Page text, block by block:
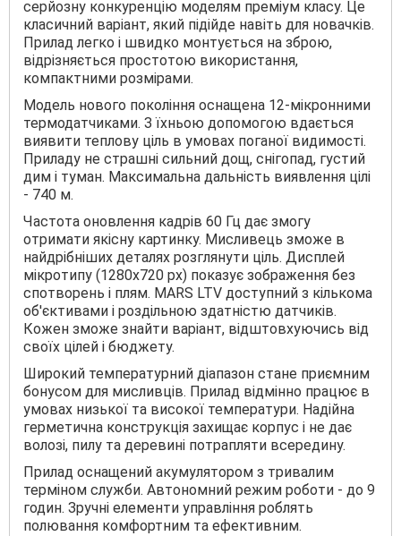
серйозну конкуренцію моделям преміум класу. Це
класичний варіант, який підійде навіть для новачків.
Прилад легко і швидко монтується на зброю,
відрізняється простотою використання,
компактними розмірами.
Модель нового покоління оснащена 12-мікронними
термодатчиками. З їхньою допомогою вдається
виявити теплову ціль в умовах поганої видимості.
Приладу не страшні сильний дощ, снігопад, густий
дим і туман. Максимальна дальність виявлення цілі
- 740 м.
Частота оновлення кадрів 60 Гц дає змогу
отримати якісну картинку. Мисливець зможе в
найдрібніших деталях розглянути ціль. Дисплей
мікротипу (1280x720 px) показує зображення без
спотворень і плям. MARS LTV доступний з кількома
об'єктивами і роздільною здатністю датчиків.
Кожен зможе знайти варіант, відштовхуючись від
своїх цілей і бюджету.
Широкий температурний діапазон стане приємним
бонусом для мисливців. Прилад відмінно працює в
умовах низької та високої температури. Надійна
герметична конструкція захищає корпус і не дає
волозі, пилу та деревині потрапляти всередину.
Прилад оснащений акумулятором з тривалим
терміном служби. Автономний режим роботи - до 9
годин. Зручні елементи управління роблять
полювання комфортним та ефективним.